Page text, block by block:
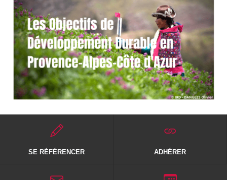
SE RÉFÉRENCER ADHÉRER